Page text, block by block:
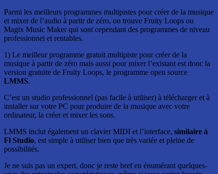
Parmi les meilleurs programmes multipistes pour créer de la musique
et mixer de l’audio à partir de zéro, on trouve Fruity Loops ou
Magix Music Maker qui sont cependant des programmes de niveau
professionnel et rentables.
1) Le meilleur programme gratuit multipiste pour créer de la
musique à partir de zéro mais aussi pour mixer l’existant est donc la
version gratuite de Fruity Loops, le programme open source
LMMS.
C’est un studio professionnel (pas facile à utiliser) à télécharger et à
installer sur votre PC pour produire de la musique avec votre
ordinateur, la créer et mixer les sons.
LMMS inclut également un clavier MIDI et l’interface, similaire à
Fl Studio, est simple à utiliser bien que très variée et pleine de
possibilités.
Je ne suis pas un expert, donc je reste bref en énumérant quelques-